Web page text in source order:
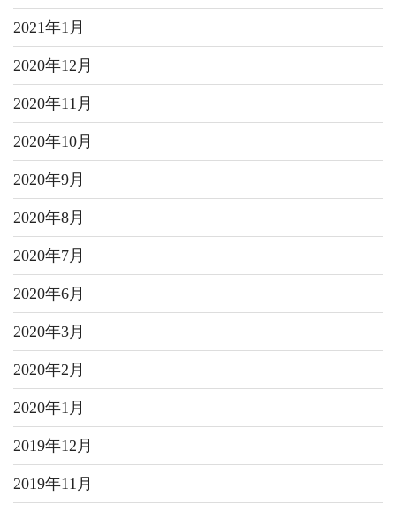
2021年1月
2020年12月
2020年11月
2020年10月
2020年9月
2020年8月
2020年7月
2020年6月
2020年3月
2020年2月
2020年1月
2019年12月
2019年11月